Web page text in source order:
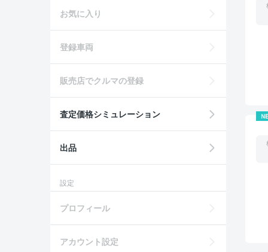
お気に入り
登録車両
販売店でクルマの登録
査定価格シミュレーション
出品
設定
プロフィール
アカウント設定